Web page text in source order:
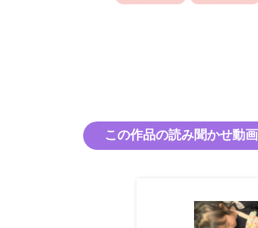
この作品の読み聞かせ動画